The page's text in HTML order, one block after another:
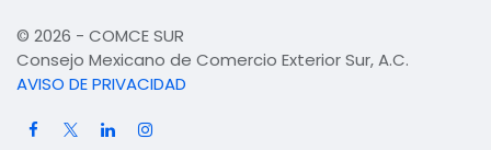
© 2026 - COMCE SUR
Consejo Mexicano de Comercio Exterior Sur, A.C.
AVISO DE PRIVACIDAD